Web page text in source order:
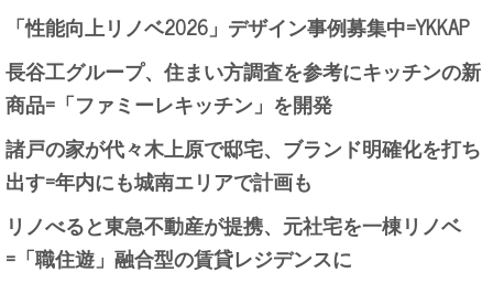
「性能向上リノベ2026」デザイン事例募集中=YKKAP
長谷工グループ、住まい方調査を参考にキッチンの新
商品=「ファミーレキッチン」を開発
諸戸の家が代々木上原で邸宅、ブランド明確化を打ち
出す=年内にも城南エリアで計画も
リノべると東急不動産が提携、元社宅を一棟リノベ
=「職住遊」融合型の賃貸レジデンスに